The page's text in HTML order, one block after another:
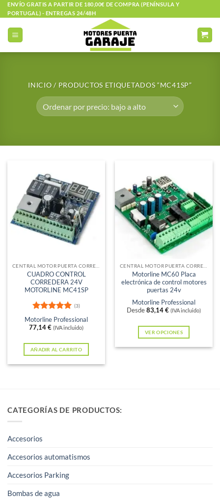
Saltar
al
contenido
ENVÍO GRATIS A PARTIR DE 180,00€ DE COMPRA (PENÍNSULA Y
PORTUGAL) - ENTREGAS 24/48H
INICIO /PRODUCTOS ETIQUETADOS “MC41SP”
CENTRAL MOTOR PUERTA CORREDERA
CUADRO CONTROL
CORREDERA 24V
MOTORLINE MC41SP
Valorado
con5 de 5
(3)
Motorline Professional
77,14€ (IVA incluido)
AÑADIR AL CARRITO
CENTRAL MOTOR PUERTA CORREDERA
Motorline MC60 Placa
electrónica de control motores
puertas 24v
Motorline Professional
Desde83,14€ (IVA incluido)
VER OPCIONES
CATEGORÍAS DE PRODUCTOS:
Accesorios
Accesorios automatismos
Accesorios Parking
Bombas de agua